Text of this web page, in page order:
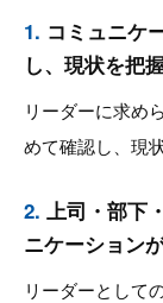
1. コミュニケ
し、現状を把
リーダーに求め
めて確認し、現
2. 上司・部下
ニケーション
リーダーとして